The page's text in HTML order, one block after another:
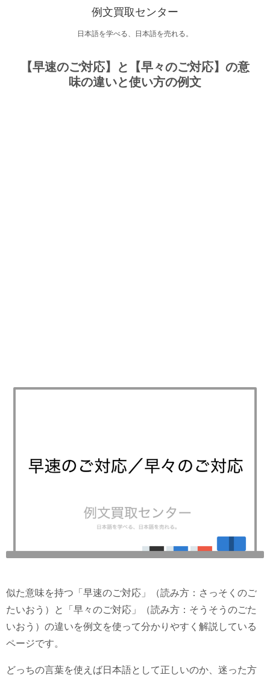
例文買取センター
日本語を学べる、日本語を売れる。
【早速のご対応】と【早々のご対応】の意
味の違いと使い方の例文
似た意味を持つ「早速のご対応」（読み方：さっそくのご
たいおう）と「早々のご対応」（読み方：そうそうのごた
いおう）の違いを例文を使って分かりやすく解説している
ページです。
どっちの言葉を使えば日本語として正しいのか、迷った方